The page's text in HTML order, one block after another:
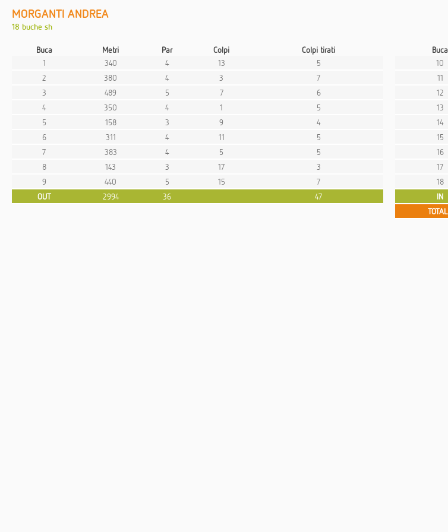
MORGANTI ANDREA
18 buche sh
Buca Metri Par Colpi
Colpi tirati
1
340 4 13
5
2
380 4 3
7
3
489 5 7
6
4
350 4 1
5
5
158 3 9
4
6
311 4 11
5
7
383 4 5
5
8
143 3 17
3
9
440 5 15
7
OUT
2994 36 47
Buca
10
11
12
13
14
15
16
17
18
IN